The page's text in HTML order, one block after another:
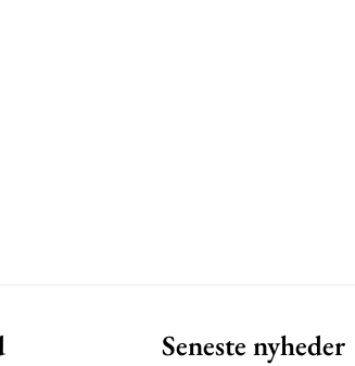
Seneste nyheder